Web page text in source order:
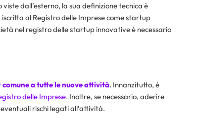
dall’esterno, la sua definizione tecnica è
al Registro delle Imprese come startup
nel registro delle startup innovative è necessario
comune a tutte le nuove attività. Innanzitutto, è
delle Imprese. Inoltre, se necessario, aderire
rischi legati all’attività.